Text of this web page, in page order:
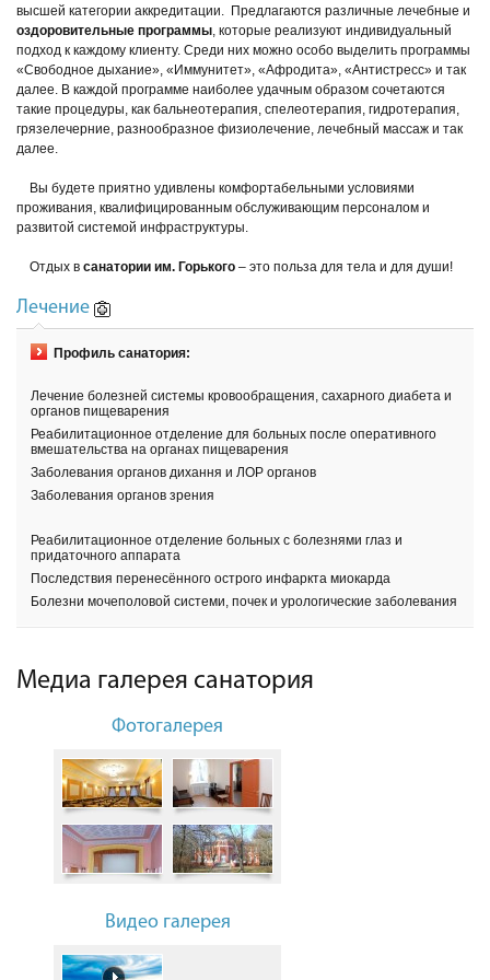
высшей категории аккредитации. Предлагаются различные лечебные и
оздоровительные программы, которые реализуют индивидуальный
подход к каждому клиенту. Среди них можно особо выделить программы
«Свободное дыхание», «Иммунитет», «Афродита», «Антистресс» и так
далее. В каждой программе наиболее удачным образом сочетаются
такие процедуры, как бальнеотерапия, спелеотерапия, гидротерапия,
грязелечерние, разнообразное физиолечение, лечебный массаж и так
далее.
Вы будете приятно удивлены комфортабельными условиями
проживания, квалифицированным обслуживающим персоналом и
развитой системой инфраструктуры.
Отдых в санатории им. Горького – это польза для тела и для души!
Лечение
Профиль санатория:
Лечение болезней системы кровообращения, сахарного диабета и
органов пищеварения
Реабилитационное отделение для больных после оперативного
вмешательства на органах пищеварения
Заболевания органов дихання и ЛОР органов
Заболевания органов зрения
Реабилитационное отделение больных с болезнями глаз и
придаточного аппарата
Последствия перенесённого острого инфаркта миокарда
Болезни мочеполовой системи, почек и урологические заболевания
Медиа галерея санатория
Фотогалерея
Видео галерея